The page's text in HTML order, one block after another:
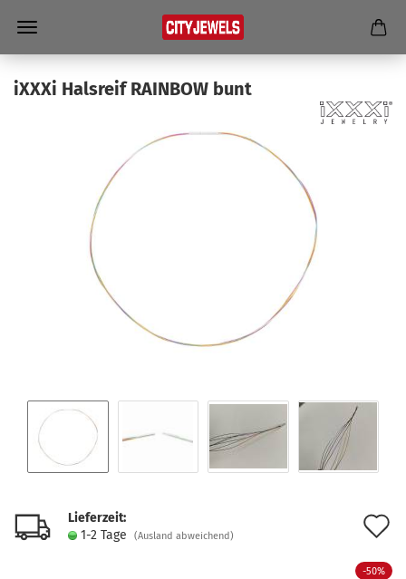
iXXXi Hals­reif RAIN­BOW bunt
Lieferzeit:
1-2 Tage
(Ausland abweichend)
-50%